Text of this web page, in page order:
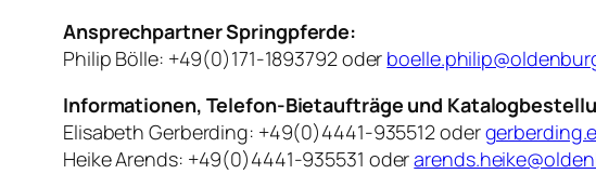
Ansprechpartner Springpferde:
Philip Bölle: +49(0)171-1893792 oder
Informationen, Telefon-Bietaufträge und
Elisabeth Gerberding: +49(0)4441-935512 oder
Heike Arends: +49(0)4441-935531 oder